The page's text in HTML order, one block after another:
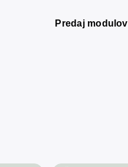
Predaj modulov